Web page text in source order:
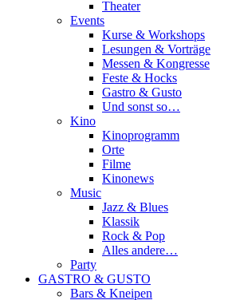
Theater
Events
Kurse & Workshops
Lesungen & Vorträge
Messen & Kongresse
Feste & Hocks
Gastro & Gusto
Und sonst so…
Kino
Kinoprogramm
Orte
Filme
Kinonews
Music
Jazz & Blues
Klassik
Rock & Pop
Alles andere…
Party
GASTRO & GUSTO
Bars & Kneipen